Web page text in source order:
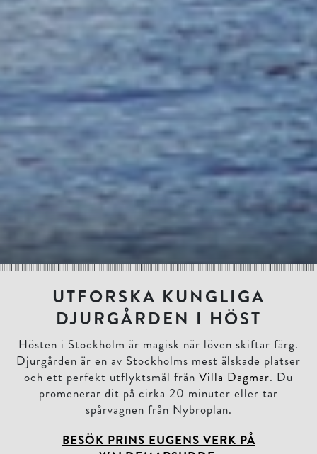
UTFORSKA KUNGLIGA
DJURGÅRDEN I HÖST
Hösten i Stockholm är magisk när löven skiftar färg.
Djurgården är en av Stockholms mest älskade platser
och ett perfekt utflyktsmål från Villa Dagmar. Du
promenerar dit på cirka 20 minuter eller tar
spårvagnen från Nybroplan.
BESÖK PRINS EUGENS VERK PÅ